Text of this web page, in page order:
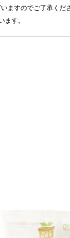
ますのでご了承くだ
ます。